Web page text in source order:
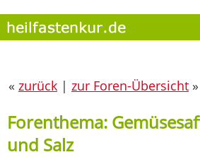
« zurück | zur Foren-Übersicht »
Forenthema:
und Salz